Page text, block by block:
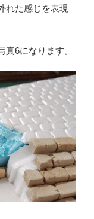
れた感じを表現
6になります。